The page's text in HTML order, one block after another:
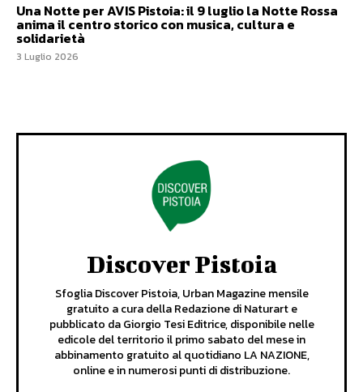
Una Notte per AVIS Pistoia: il 9 luglio la Notte Rossa
anima il centro storico con musica, cultura e
solidarietà
3 Luglio 2026
Discover Pistoia
Sfoglia Discover Pistoia, Urban Magazine mensile
gratuito a cura della Redazione di Naturart e
pubblicato da Giorgio Tesi Editrice, disponibile nelle
edicole del territorio il primo sabato del mese in
abbinamento gratuito al quotidiano LA NAZIONE,
online e in numerosi punti di distribuzione.